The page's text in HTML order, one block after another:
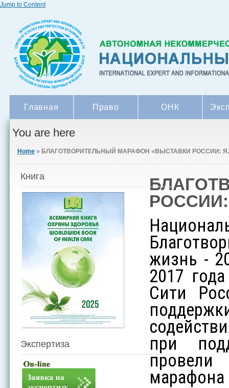
Jump to Content
Главная Право ОНК
You are here
Home» БЛАГОТВОРИТЕЛЬНЫЙ МАРАФОН «ВЫСТАВКИ РОССИИ:
жизнь -
2017
Сити
при
марафона
Книга
Экспертиза